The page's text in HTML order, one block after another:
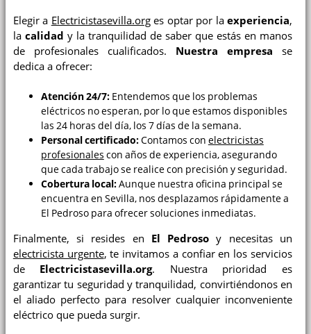
Elegir a Electricistasevilla.orges optar por la experiencia,
la calidad y la tranquilidad de saber que estás en manos
de profesionales cualificados. Nuestra empresa se
dedica a ofrecer:
Atención 24/7:Entendemos que los problemas
eléctricos no esperan, por lo que estamos disponibles
las 24 horas del día, los 7 días de la semana.
Personal certificado:Contamos con electricistas
profesionales con años de experiencia, asegurando
que cada trabajo se realice con precisión y seguridad.
Cobertura local:Aunque nuestra oficina principal se
encuentra en Sevilla, nos desplazamos rápidamente a
El Pedroso para ofrecer soluciones inmediatas.
Finalmente, si resides en El Pedroso y necesitas un
electricista urgente, te invitamos a confiar en los servicios
de Electricistasevilla.org. Nuestra prioridad es
garantizar tu seguridad y tranquilidad, convirtiéndonos en
el aliado perfecto para resolver cualquier inconveniente
eléctrico que pueda surgir.